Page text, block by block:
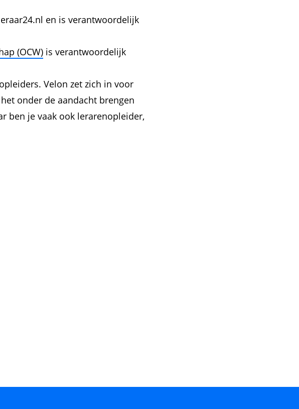
en is verantwoordelijk
(OCW) is verantwoordelijk
Velon zet zich in voor
onder de aandacht brengen
ben je vaak ook lerarenopleider,